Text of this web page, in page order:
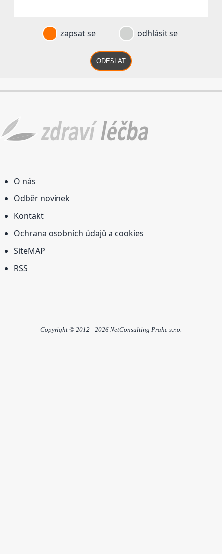
zapsat se odhlásit se
ODESLAT
O nás
Odběr novinek
Kontakt
Ochrana osobních údajů a cookies
SiteMAP
RSS
Copyright © 2012 - 2026 NetConsulting Praha s.r.o.